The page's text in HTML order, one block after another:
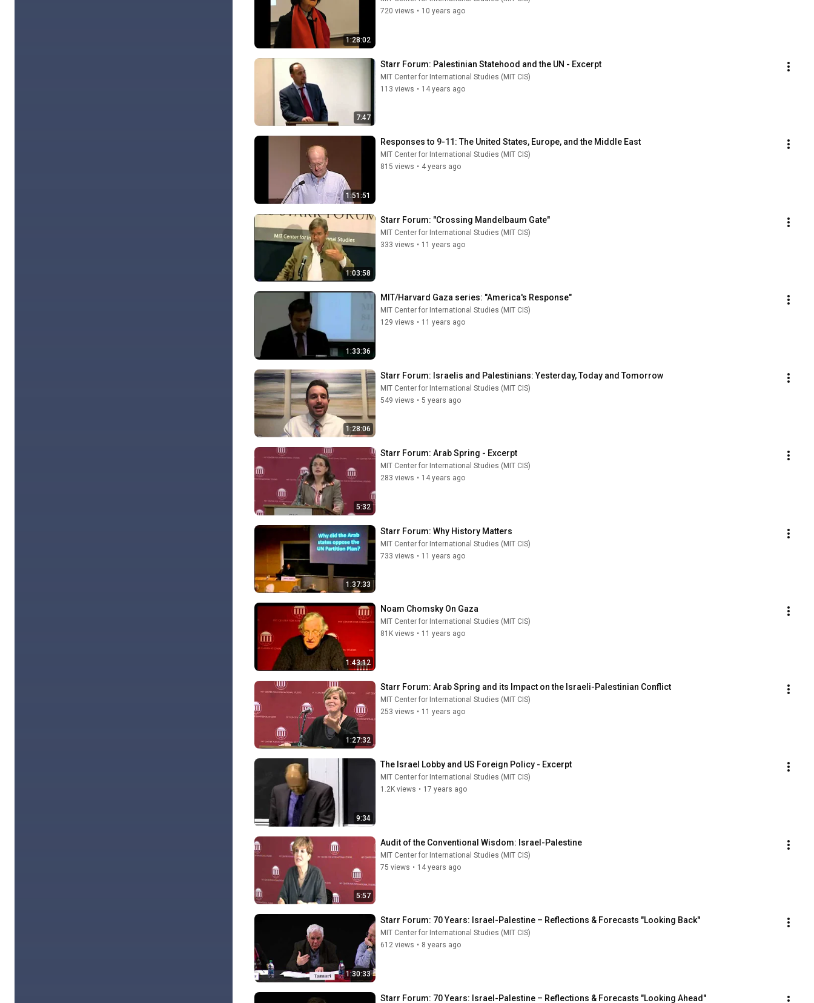
1:28:02
720 views • 10 years ago
7:47
Starr Forum: Palestinian Statehood and the UN - Excerpt
MIT Center for International Studies (MIT CIS)
113 views • 14 years ago
1:51:51
Responses to 9-11: The United States, Europe, and the Middle East
MIT Center for International Studies (MIT CIS)
815 views • 4 years ago
1:03:58
Starr Forum: "Crossing Mandelbaum Gate"
MIT Center for International Studies (MIT CIS)
333 views • 11 years ago
1:33:36
MIT/Harvard Gaza series: "America's Response"
MIT Center for International Studies (MIT CIS)
129 views • 11 years ago
1:28:06
Starr Forum: Israelis and Palestinians: Yesterday, Today and Tomorrow
MIT Center for International Studies (MIT CIS)
549 views • 5 years ago
5:32
Starr Forum: Arab Spring - Excerpt
MIT Center for International Studies (MIT CIS)
283 views • 14 years ago
1:37:33
Starr Forum: Why History Matters
MIT Center for International Studies (MIT CIS)
733 views • 11 years ago
1:43:12
Noam Chomsky On Gaza
MIT Center for International Studies (MIT CIS)
81K views • 11 years ago
1:27:32
Starr Forum: Arab Spring and its Impact on the Israeli-Palestinian Conflict
MIT Center for International Studies (MIT CIS)
253 views • 11 years ago
9:34
The Israel Lobby and US Foreign Policy - Excerpt
MIT Center for International Studies (MIT CIS)
1.2K views • 17 years ago
5:57
Audit of the Conventional Wisdom: Israel-Palestine
MIT Center for International Studies (MIT CIS)
75 views • 14 years ago
1:30:33
Starr Forum: 70 Years: Israel-Palestine – Reflections & Forecasts "Looking Back"
MIT Center for International Studies (MIT CIS)
612 views • 8 years ago
Starr Forum: 70 Years: Israel-Palestine – Reflections & Forecasts "Looking Ahead"